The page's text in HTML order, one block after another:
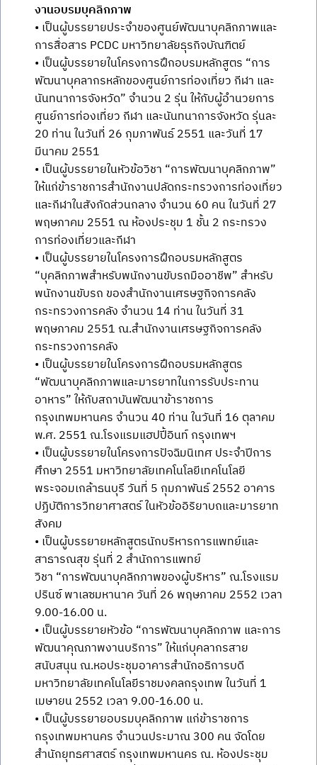
งานอบรมบุคลิกภาพ
• เป็นผู้บรรยายประจำของศูนย์พัฒนาบุคลิกภาพและ
การสื่อสาร PCDC มหาวิทยาลัยธุรกิจบัณฑิตย์
• เป็นผู้บรรยายในโครงการฝึกอบรมหลักสูตร “การ
พัฒนาบุคลากรหลักของศูนย์การท่องเที่ยว กีฬา และ
นันทนาการจังหวัด” จำนวน 2 รุ่น ให้กับผู้อำนวยการ
ศูนย์การท่องเที่ยว กีฬา และนันทนาการจังหวัด รุ่นละ
20 ท่าน ในวันที่ 26 กุมภาพันธ์ 2551 และวันที่ 17
มีนาคม 2551
• เป็นผู้บรรยายในหัวข้อวิชา “การพัฒนาบุคลิกภาพ”
ให้แก่ข้าราชการสำนักงานปลัดกระทรวงการท่องเที่ยว
และกีฬาในสังกัดส่วนกลาง จำนวน 60 คน ในวันที่ 27
พฤษภาคม 2551 ณ ห้องประชุม 1 ชั้น 2 กระทรวง
การท่องเที่ยวและกีฬา
• เป็นผู้บรรยายในโครงการฝึกอบรมหลักสูตร
“บุคลิกภาพสำหรับพนักงานขับรถมืออาชีพ” สำหรับ
พนักงานขับรถ ของสำนักงานเศรษฐกิจการคลัง
กระทรวงการคลัง จำนวน 14 ท่าน ในวันที่ 31
พฤษภาคม 2551 ณ.สำนักงานเศรษฐกิจการคลัง
กระทรวงการคลัง
• เป็นผู้บรรยายในโครงการฝึกอบรมหลักสูตร
“พัฒนาบุคลิกภาพและมารยาทในการรับประทาน
อาหาร” ให้กับสถาบันพัฒนาข้าราชการ
กรุงเทพมหานคร จำนวน 40 ท่าน ในวันที่ 16 ตุลาคม
พ.ศ. 2551 ณ.โรงแรมแฮปปี้อินท์ กรุงเทพฯ
• เป็นผู้บรรยายในโครงการปัจฉิมนิเทศ ประจำปีการ
ศึกษา 2551 มหาวิทยาลัยเทคโนโลยีเทคโนโลยี
พระจอมเกล้าธนบุรี วันที่ 5 กุมภาพันธ์ 2552 อาคาร
ปฏิบัติการวิทยาศาสตร์ ในหัวข้ออิริยาบถและมารยาท
สังคม
• เป็นผู้บรรยายหลักสูตรนักบริหารการแพทย์และ
สาธารณสุข รุ่นที่ 2 สำนักการแพทย์
วิชา “การพัฒนาบุคลิกภาพของผู้บริหาร” ณ.โรงแรม
ปรินซ์ พาเลซมหานาค วันที่ 26 พฤษภาคม 2552 เวลา
9.00-16.00 น.
• เป็นผู้บรรยายหัวข้อ “การพัฒนาบุคลิกภาพ และการ
พัฒนาคุณภาพงานบริการ” ให้แก่บุคลากรสาย
สนับสนุน ณ.หอประชุมอาคารสำนักอธิการบดี
มหาวิทยาลัยเทคโนโลยีราชมงคลกรุงเทพ ในวันที่ 1
เมษายน 2552 เวลา 9.00-16.00 น.
• เป็นผู้บรรยายอบรมบุคลิกภาพ แก่ข้าราชการ
กรุงเทพมหานคร จำนวนประมาณ 300 คน จัดโดย
สำนักยุทธศาสตร์ กรุงเทพมหานคร ณ. ห้องประชุม